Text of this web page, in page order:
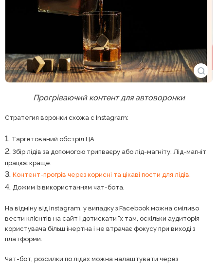
Прогріваючий контент для автоворонки
Стратегия воронки схожа с Instagram:
Таргетований обстріл ЦА.
Збір лідів за допомогою трипваєру або лід-магніту. Лід-магніт
працює краще.
Контент-прогрів через корисні та цікаві пости для лідів.
Дожим із використанням чат-бота.
На відміну від Instagram, у випадку з Facebook можна сміливо
вести клієнтів на сайт і дотискати їх там, оскільки аудиторія
користувача більш інертна і не втрачає фокусу при виході з
платформи.
Чат-бот, розсилки по лідах можна налаштувати через